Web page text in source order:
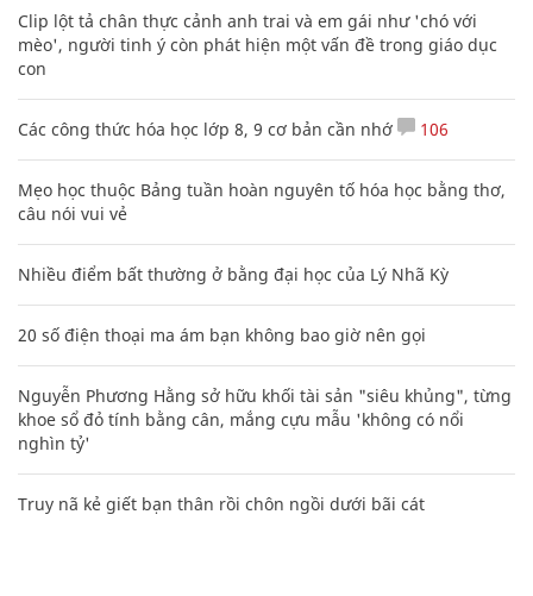
Clip lột tả chân thực cảnh anh trai và em gái như 'chó với
mèo', người tinh ý còn phát hiện một vấn đề trong giáo dục
con
Các công thức hóa học lớp 8, 9 cơ bản cần nhớ 106
Mẹo học thuộc Bảng tuần hoàn nguyên tố hóa học bằng thơ,
câu nói vui vẻ
Nhiều điểm bất thường ở bằng đại học của Lý Nhã Kỳ
20 số điện thoại ma ám bạn không bao giờ nên gọi
Nguyễn Phương Hằng sở hữu khối tài sản "siêu khủng", từng
khoe sổ đỏ tính bằng cân, mắng cựu mẫu 'không có nổi
nghìn tỷ'
Truy nã kẻ giết bạn thân rồi chôn ngồi dưới bãi cát